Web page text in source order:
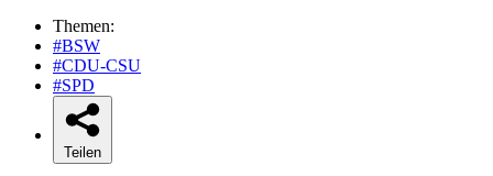
Themen:
#BSW
#CDU-CSU
#SPD
Teilen